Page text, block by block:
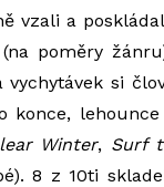
vzali a
poměry
si
konce,
Winter, Surf
8 z 10ti